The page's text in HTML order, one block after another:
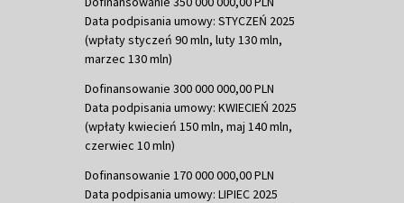
Data podpisania umowy: STYCZEŃ 2025
(wpłaty styczeń 90 mln, luty 130 mln,
marzec 130 mln)
Dofinansowanie 300 000 000,00 PLN
Data podpisania umowy: KWIECIEŃ 2025
(wpłaty kwiecień 150 mln, maj 140 mln,
czerwiec 10 mln)
Dofinansowanie 170 000 000,00 PLN
Data podpisania umowy: LIPIEC 2025